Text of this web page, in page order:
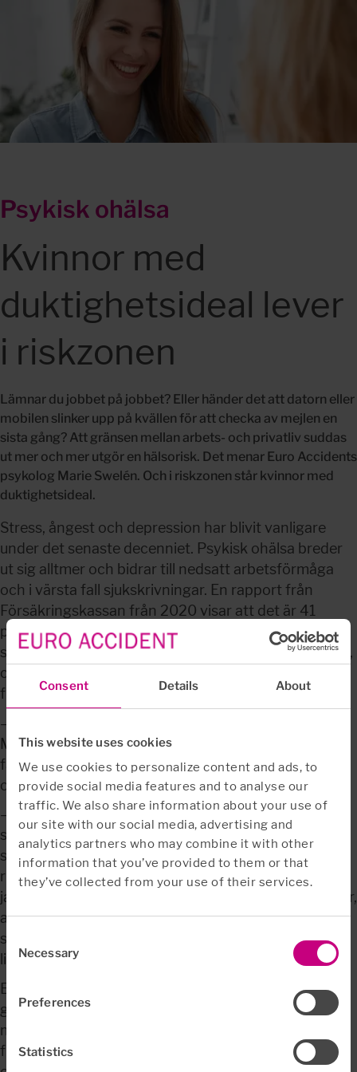
Consent Details About
This website uses cookies
We use cookies to personalize content and ads, to
provide social media features and to analyse our
traffic. We also share information about your use of
our site with our social media, advertising and
analytics partners who may combine it with other
information that you’ve provided to them or that
they’ve collected from your use of their services.
Consent
Selection
Necessary
Preferences
Statistics
Psykisk ohälsa
Kvinnor med
duktighetsideal lever
i riskzonen
Lämnar du jobbet på jobbet? Eller händer det att datorn eller
mobilen slinker upp på kvällen för att checka av mejlen en
sista gång? Att gränsen mellan arbets- och privatliv suddas
ut mer och mer utgör en hälsorisk. Det menar Euro Accidents
psykolog Marie Swelén. Och i riskzonen står kvinnor med
duktighetsideal.
Stress, ångest och depression har blivit vanligare
under det senaste decenniet. Psykisk ohälsa breder
ut sig alltmer och bidrar till nedsatt arbetsförmåga
och i värsta fall sjukskrivningar. En rapport från
Försäkringskassan från 2020 visar att det är 41
procent högre risk att kvinnor drabbas av
stressrelaterad psykisk ohälsa än män. Marie Swelén,
chefspsykolog på Euro Accident, menar att det finns
flera bakomliggande stressfaktorer för kvinnor.
– Livspusslet i sig kan vara en utmaning för kvinnor.
Man ska få ihop allt i privatlivet med fritidsaktiviteter,
familj, vänner och samtidigt göra karriär, säger hon
och fortsätter:
– Min erfarenhet är att många kvinnor, särskilt unga
som är i början av sin karriär, har höga krav på sig
själva. I kombination med höga arbetskrav är de i
riskzonen för att utveckla psykisk ohälsa. Av de som
jag har mött i mitt arbete är det flera som är kursettor,
ambitiösa och vill visa framfötterna, men det är ofta
svårt att få ihop ekvationen med vardagens
livspussel.
Efter två år med hemmets köksbord som kontor har
gränserna mellan arbets- och privatliv suddats ut allt
mer. Dessutom har kravet på tillgänglighet ökat inom
flera branscher där man förväntas vara uppkopplad